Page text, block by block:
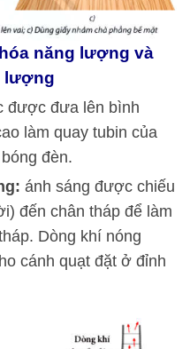
năng lượng và
lượng
được đưa lên bình
làm quay tubin của
đèn.
ánh sáng được chiếu
đến chân tháp để làm
Dòng khí nóng
cánh quạt đặt ở đỉnh